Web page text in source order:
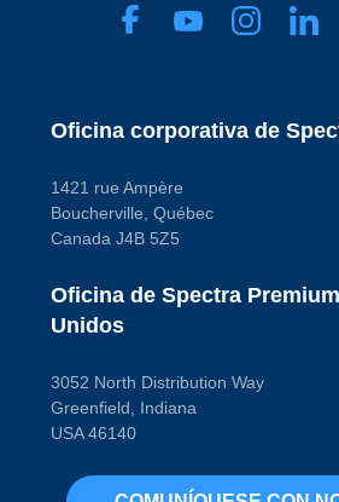
Oficina corporativa de
1421 rue Ampère
Boucherville, Québec
Canada J4B 5Z5
Oficina de Spectra
Unidos
3052 North Distribution Way
Greenfield, Indiana
USA 46140